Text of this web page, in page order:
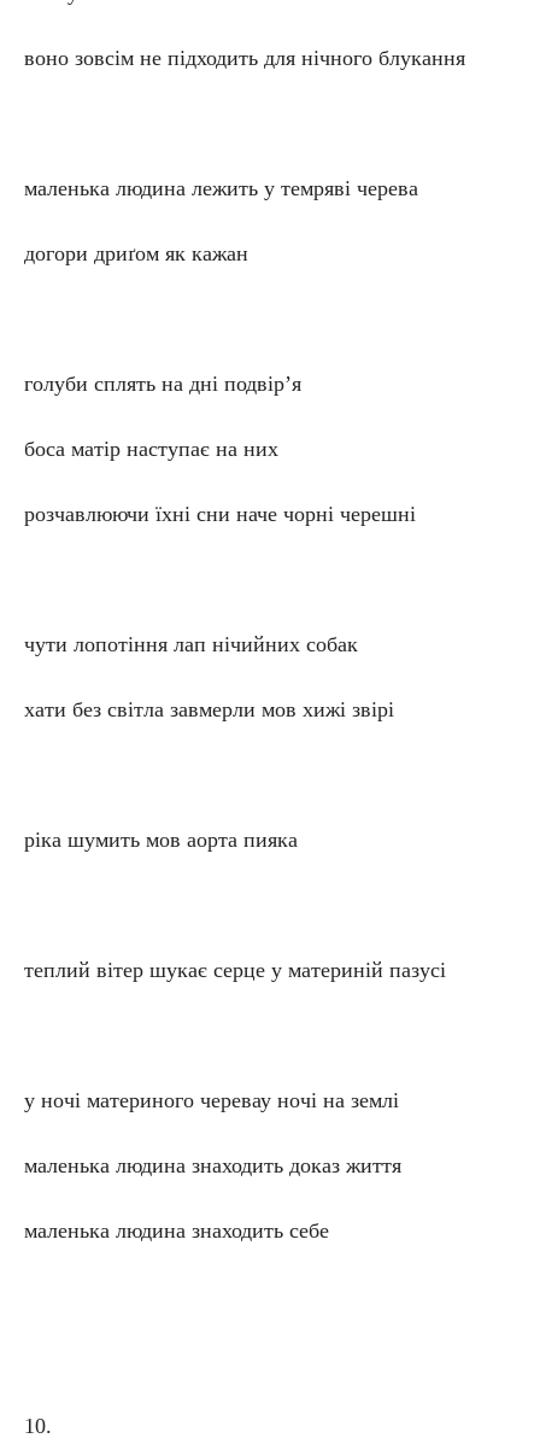
воно зовсім не підходить для нічного блукання
маленька людина лежить у темряві черева
догори дриґом як кажан
голуби сплять на дні подвір’я
боса матір наступає на них
розчавлюючи їхні сни наче чорні черешні
чути лопотіння лап нічийних собак
хати без світла завмерли мов хижі звірі
ріка шумить мов аорта пияка
теплий вітер шукає серце у материній пазусі
у ночі материного черевау ночі на землі
маленька людина знаходить доказ життя
маленька людина знаходить себе
10.